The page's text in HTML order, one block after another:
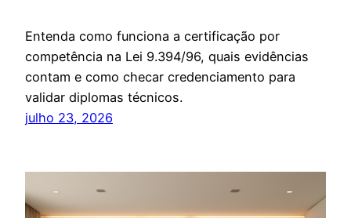
Entenda como funciona a certificação por
competência na Lei 9.394/96, quais evidências
contam e como checar credenciamento para
validar diplomas técnicos.
julho 23, 2026